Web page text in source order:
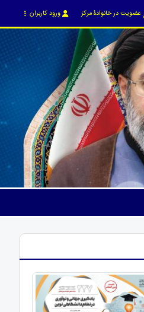
عضویت در خانوادۀ مرکز ورود کاربران